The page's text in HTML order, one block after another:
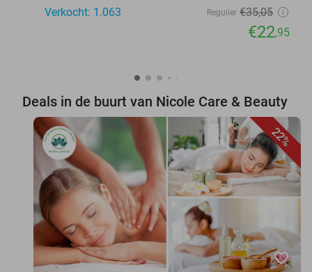
Verkocht: 1.063
Regulier €35,05
€22,95
Deals in de buurt van Nicole Care & Beauty
22%
favorite_border